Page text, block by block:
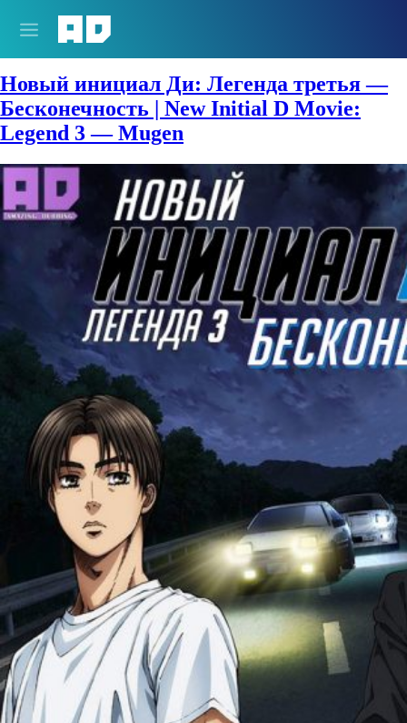
Жанры:
Новый инициал Ди: Легенда третья —
Бесконечность | New Initial D Movie:
Legend 3 — Mugen